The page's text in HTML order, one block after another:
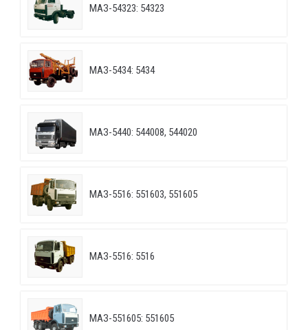
МАЗ-54323: 54323
МАЗ-5434: 5434
МАЗ-5440: 544008, 544020
МАЗ-5516: 551603, 551605
МАЗ-5516: 5516
МАЗ-551605: 551605